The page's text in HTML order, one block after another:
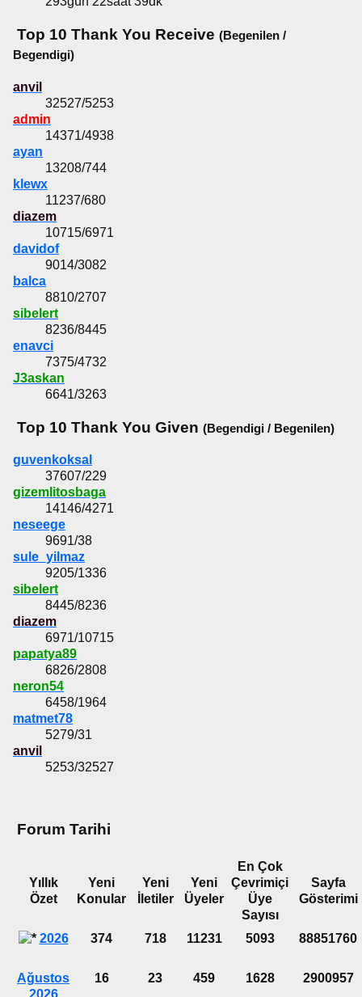
Top 10 Thank You Receive (Begenilen /
Begendigi)
anvil
32527/5253
admin
14371/4938
ayan
13208/744
klewx
11237/680
diazem
10715/6971
davidof
9014/3082
balca
8810/2707
sibelert
8236/8445
enavci
7375/4732
J3askan
6641/3263
Top 10 Thank You Given (Begendigi / Begenilen)
guvenkoksal
37607/229
gizemlitosbaga
14146/4271
neseege
9691/38
sule_yilmaz
9205/1336
sibelert
8445/8236
diazem
6971/10715
papatya89
6826/2808
neron54
6458/1964
matmet78
5279/31
anvil
5253/32527
Forum Tarihi
Yıllık
Özet
Yeni
Konular
Yeni
İletiler
Yeni
Üyeler
En Çok
Çevrimiçi
Üye
Sayısı
Sayfa
Gösterimi
2026 374 718 11231 5093 88851760
Ağustos
2026
16 23 459 1628 2900957